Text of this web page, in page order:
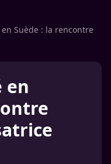
Suède : la rencontre
en